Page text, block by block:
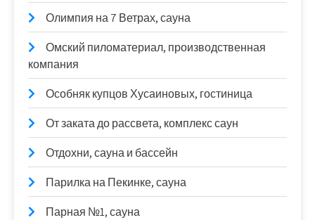
Олимпия на 7 Ветрах, сауна
Омский пиломатериал, производственная
компания
Особняк купцов Хусаиновых, гостиница
От заката до рассвета, комплекс саун
Отдохни, сауна и бассейн
Парилка на Пекинке, сауна
Парная №1, сауна